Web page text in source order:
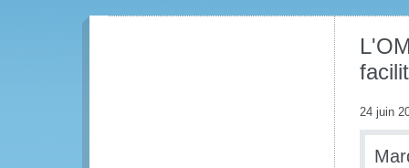
24 juin